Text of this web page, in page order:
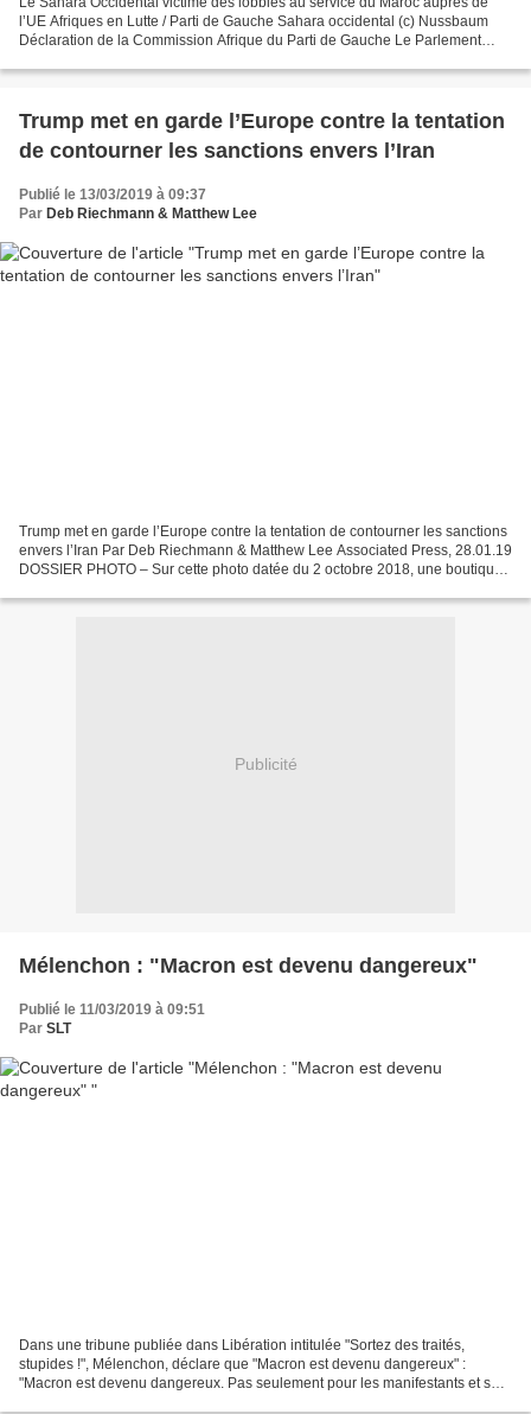
l’UE Afriques en Lutte / Parti de Gauche Sahara occidental (c) Nussbaum
Déclaration de la Commission Afrique du Parti de Gauche Le Parlement
Trump met en garde l’Europe contre la tentation
de contourner les sanctions envers l’Iran
Publié le 13/03/2019 à 09:37
Par Deb Riechmann & Matthew Lee
Trump met en garde l’Europe contre la tentation de contourner les sanctions
envers l’Iran Par Deb Riechmann & Matthew Lee Associated Press, 28.01.19
DOSSIER PHOTO – Sur cette photo datée du 2 octobre 2018, une boutique
Publicité
Mélenchon : "Macron est devenu dangereux"
Publié le 11/03/2019 à 09:51
Par SLT
Dans une tribune publiée dans Libération intitulée "Sortez des traités,
stupides !", Mélenchon, déclare que "Macron est devenu dangereux" :
"Macron est devenu dangereux. Pas seulement pour les manifestants et ses